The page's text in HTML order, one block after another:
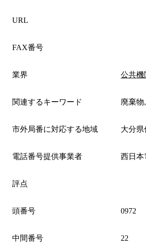
URL
FAX番号
業界 公共機
関連するキーワード 廃棄物
市外局番に対応する地域 大分
電話番号提供事業者 西日本
評点
頭番号 0972
中間番号 22